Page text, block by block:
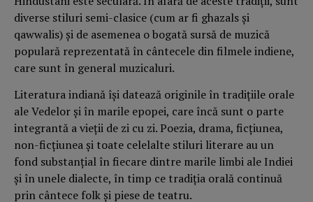
diverse stiluri semi-clasice (cum ar fi ghazals și
qawwalis) și de asemenea o bogată sursă de muzică
populară reprezentată în cântecele din filmele indiene,
care sunt în general muzicaluri.
Literatura indiană își datează originile în tradițiile orale
ale Vedelor și în marile epopei, care încă sunt o parte
integrantă a vieții de zi cu zi. Poezia, drama, ficțiunea,
non-ficțiunea și toate celelalte stiluri literare au un
fond substanțial în fiecare dintre marile limbi ale Indiei
și în unele dialecte, în timp ce tradiția orală continuă
prin cântece folk și piese de teatru.